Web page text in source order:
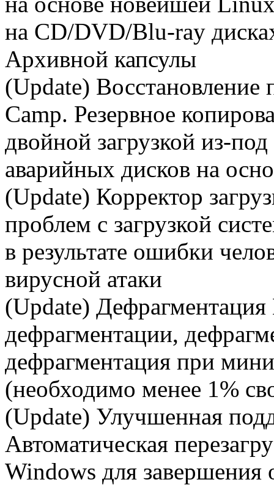
на CD/DVD/Blu-ray
Архивной капсулы
(Update) Восстановление
Camp. Резервное
двойной загрузкой из-
аварийных дисков на
(Update) Корректор
проблем с загрузкой
в результате ошибки
вирусной атаки
(Update) Дефрагментация
дефрагментации,
дефрагментация при
(необходимо менее 1%
(Update) Улучшенная
Автоматическая
Windows для завершения